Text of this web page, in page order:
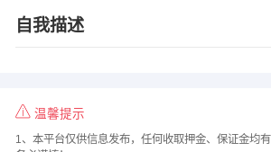
自我描述
温馨提示
1、本平台仅供信息发布，任何收取押金、保证金均